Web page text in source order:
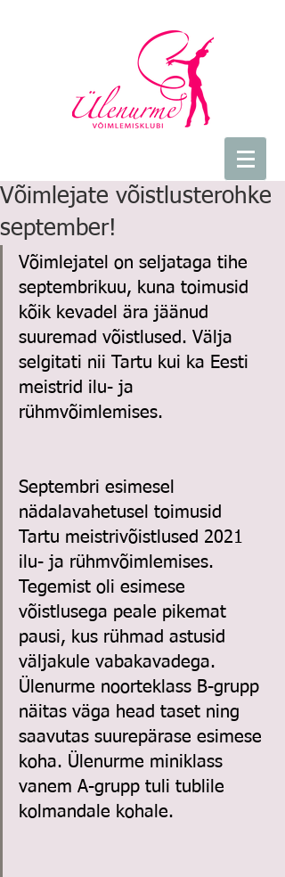
Võimlejate võistlusterohke
september!
Võimlejatel on seljataga tihe
septembrikuu, kuna toimusid
kõik kevadel ära jäänud
suuremad võistlused. Välja
selgitati nii Tartu kui ka Eesti
meistrid ilu- ja
rühmvõimlemises.
Septembri esimesel
nädalavahetusel toimusid
Tartu meistrivõistlused 2021
ilu- ja rühmvõimlemises.
Tegemist oli esimese
võistlusega peale pikemat
pausi, kus rühmad astusid
väljakule vabakavadega.
Ülenurme noorteklass B-grupp
näitas väga head taset ning
saavutas suurepärase esimese
koha. Ülenurme miniklass
vanem A-grupp tuli tublile
kolmandale kohale.